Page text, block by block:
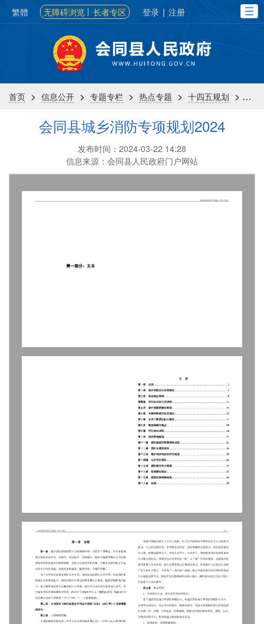
繁體 无障碍浏览 长者专区 登录 | 注册
首页 > 信息公开 > 专题专栏 > 热点专题 > 十四五规划 > 专
会同县城乡消防专项规划2024
发布时间：2024-03-22 14:28
信息来源：会同县人民政府门户网站